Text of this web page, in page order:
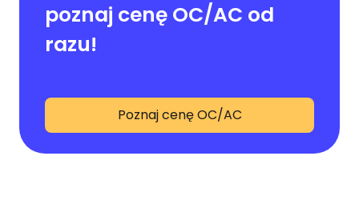
poznaj cenę OC/AC od
razu!
Poznaj cenę OC/AC